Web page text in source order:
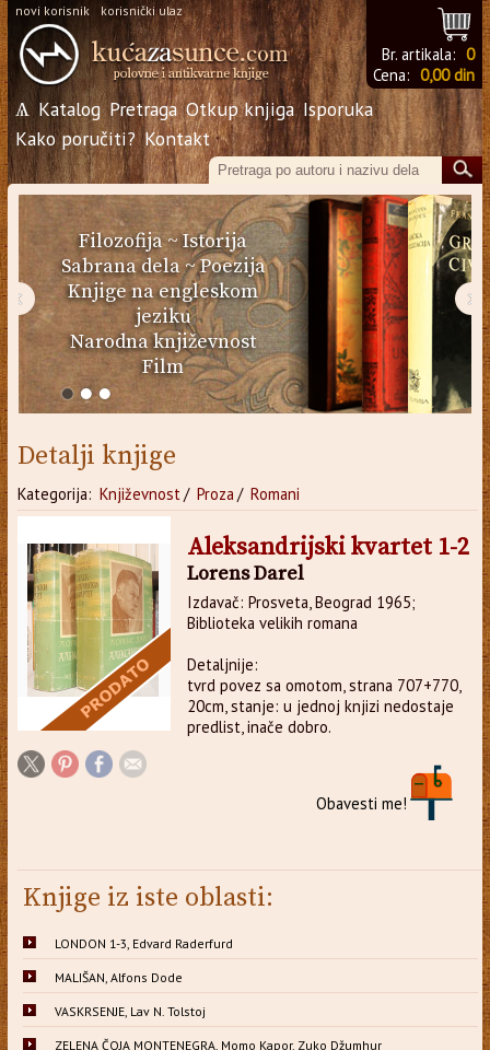
novi korisnik korisnički ulaz
Br. artikala: 0
Cena: 0,00 din
Ѧ Katalog Pretraga Otkup knjiga Isporuka
Kako poručiti? Kontakt
Filozofija~Istorija
Sabrana dela~Poezija
Knjige na engleskom
jeziku
Narodna književnost
Film
‹ ›
Detalji knjige
Kategorija: Književnost/ Proza/ Romani
Aleksandrijski kvartet 1-2
Lorens Darel
Izdavač: Prosveta, Beograd 1965;
Biblioteka velikih romana
Detaljnije:
tvrd povez sa omotom, strana 707+770,
20cm, stanje: u jednoj knjizi nedostaje
predlist, inače dobro.
Obavesti me!
Knjige iz iste oblasti:
LONDON 1-3, Edvard Raderfurd
MALIŠAN, Alfons Dode
VASKRSENJE, Lav N. Tolstoj
ZELENA ČOJA MONTENEGRA, Momo Kapor, Zuko Džumhur